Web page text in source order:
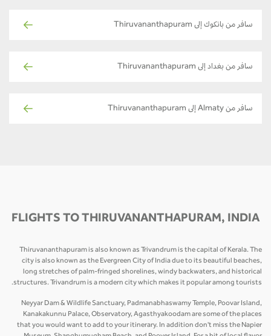
سافر من بانكوك إلى Thiruvananthapuram
سافر من بغداد إلى Thiruvananthapuram
سافر من Almaty إلى Thiruvananthapuram
FLIGHTS TO THIRUVANANTHAPURAM, INDIA
Thiruvananthapuram is also known as Trivandrum is the capital of Kerala. The
city is also known as the Evergreen City of India due to its beautiful beaches,
long stretches of palm-fringed shorelines, windy backwaters, and historical
structures. Trivandrum is a modern city which makes it popular among tourists.
Neyyar Dam & Wildlife Sanctuary, Padmanabhaswamy Temple, Poovar Island,
Kanakakunnu Palace, Observatory, Agasthyakoodam are some of the places
that you would want to add to your itinerary. In addition don't miss the Napier